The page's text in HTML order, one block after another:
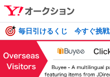
毎日引けるくじ 今すぐ挑戦